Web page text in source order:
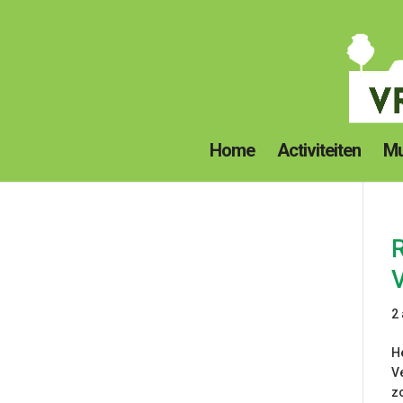
Home Activiteiten
2